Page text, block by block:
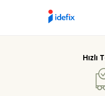
Hızlı